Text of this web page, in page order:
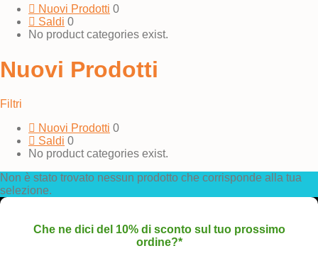
Nuovi Prodotti 0
Saldi 0
No product categories exist.
Nuovi Prodotti
Filtri
Nuovi Prodotti 0
Saldi 0
No product categories exist.
Non è stato trovato nessun prodotto che corrisponde alla tua
selezione.
Che ne dici del 10% di sconto sul tuo prossimo
ordine?*